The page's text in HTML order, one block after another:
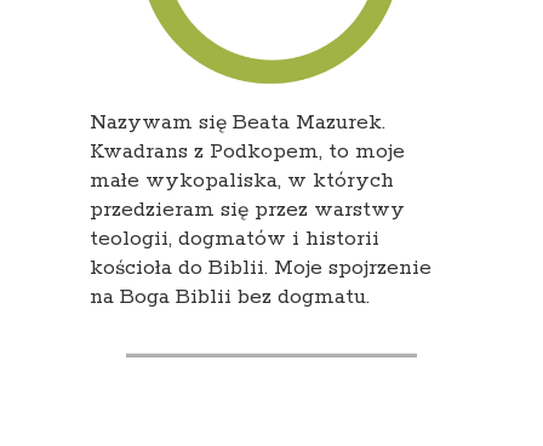
Nazywam się Beata Mazurek.
Kwadrans z Podkopem, to moje
małe wykopaliska, w których
przedzieram się przez warstwy
teologii, dogmatów i historii
kościoła do Biblii. Moje spojrzenie
na Boga Biblii bez dogmatu.